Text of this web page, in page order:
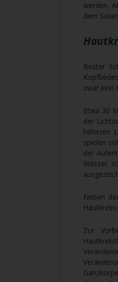
werden.
dem
Bester
zwar kein
Etwa 30
der
höheren
spielen
der
Wasser
Neben
Zur